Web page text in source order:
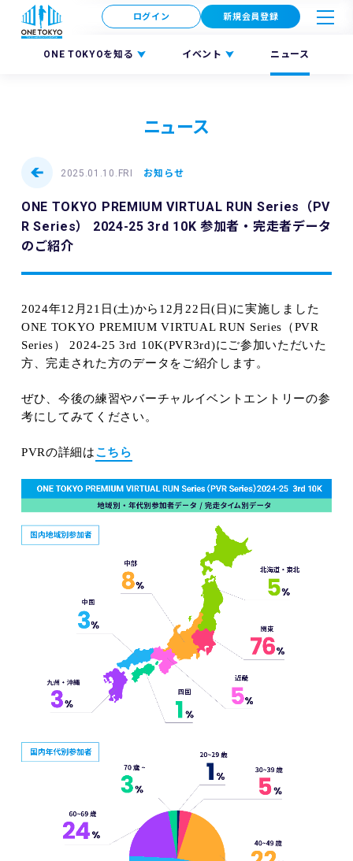
ONE TOKYOを知る イベント ニュース
ログイン 新規会員登録
ニュース
2025.01.10.FRI お知らせ
ONE TOKYO PREMIUM VIRTUAL RUN Series（PV
R Series） 2024-25 3rd 10K 参加者・完走者データ
のご紹介
2024年12月21日(土)から12月22日(日)に実施しました
ONE TOKYO PREMIUM VIRTUAL RUN Series（PVR
Series） 2024-25 3rd 10K(PVR3rd)にご参加いただいた
方、完走された方のデータをご紹介します。
ぜひ、今後の練習やバーチャルイベントエントリーの参
考にしてみてください。
PVRの詳細はこちら